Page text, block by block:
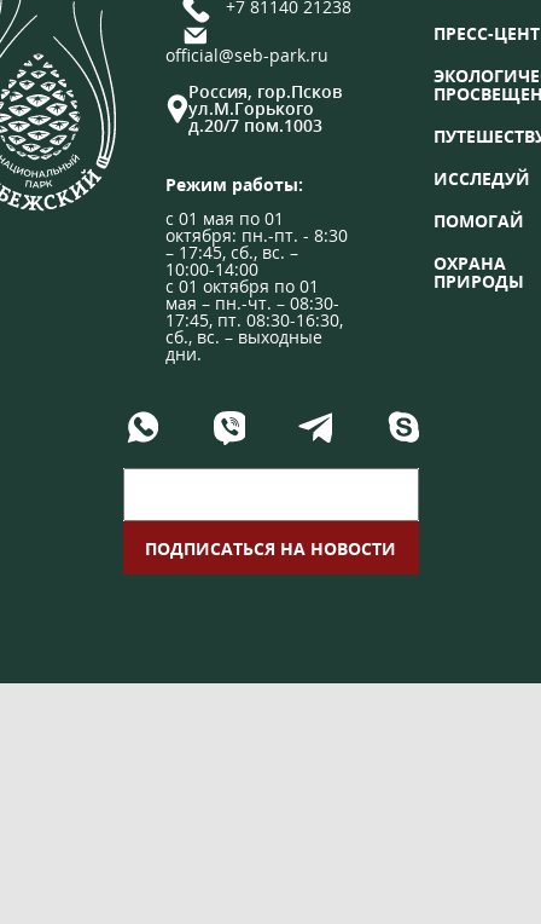
+7 81140 21238
official@seb-park.ru
Россия, гор.Псков
ул.М.Горького
д.20/7 пом.1003
Режим работы:
с 01 мая по 01
октября: пн.-пт. - 8:30
– 17:45, сб., вс. –
10:00-14:00
с 01 октября по 01
мая – пн.-чт. – 08:30-
17:45, пт. 08:30-16:30,
сб., вс. – выходные
дни.
ПРЕСС-
ИССЛЕДУЙ
ПОМОГАЙ
ОХРАНА
ПРИРОДЫ